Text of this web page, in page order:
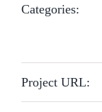
Categories:
Project URL: